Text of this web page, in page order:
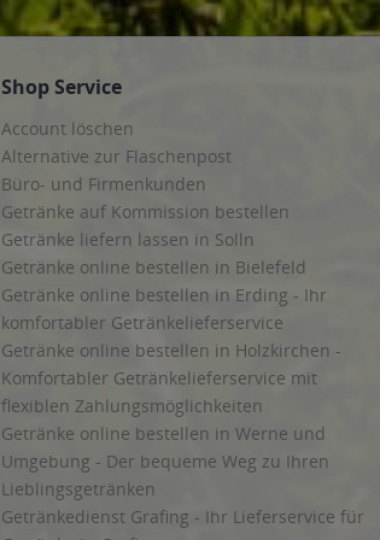
Shop Service
Account löschen
Alternative zur Flaschenpost
Büro- und Firmenkunden
Getränke auf Kommission bestellen
Getränke liefern lassen in Solln
Getränke online bestellen in Bielefeld
Getränke online bestellen in Erding - Ihr
komfortabler Getränkelieferservice
Getränke online bestellen in Holzkirchen -
Komfortabler Getränkelieferservice mit
flexiblen Zahlungsmöglichkeiten
Getränke online bestellen in Werne und
Umgebung - Der bequeme Weg zu Ihren
Lieblingsgetränken
Getränkedienst Grafing - Ihr Lieferservice für